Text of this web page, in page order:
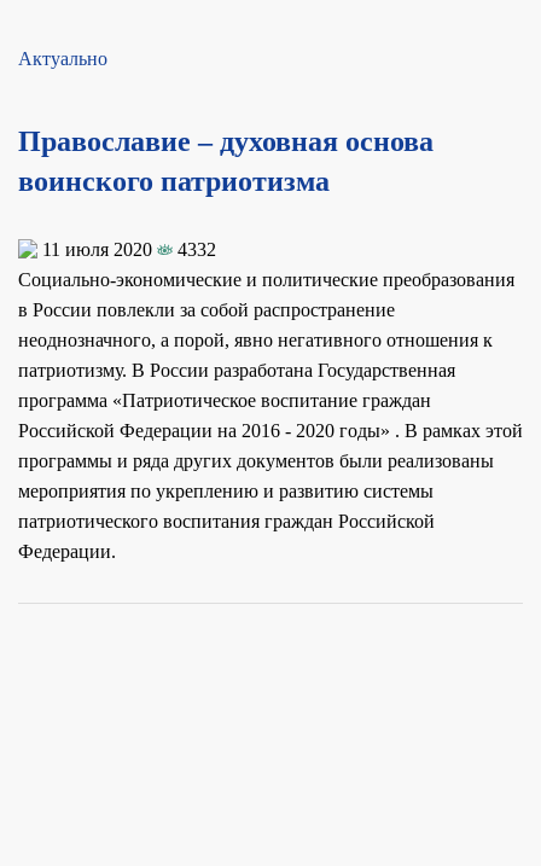
Актуально
Православие – духовная основа
воинского патриотизма
11 июля 2020
4332
Социально-экономические и политические преобразования
в России повлекли за собой распространение
неоднозначного, а порой, явно негативного отношения к
патриотизму. В России разработана Государственная
программа «Патриотическое воспитание граждан
Российской Федерации на 2016 - 2020 годы» . В рамках этой
программы и ряда других документов были реализованы
мероприятия по укреплению и развитию системы
патриотического воспитания граждан Российской
Федерации.